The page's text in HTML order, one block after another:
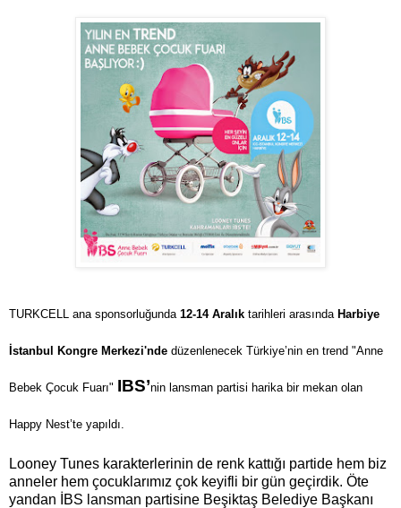
TURKCELL ana sponsorluğunda 12-14 Aralık tarihleri arasında Harbiye
İstanbul Kongre Merkezi'nde düzenlenecek Türkiye’nin en trend "Anne
Bebek Çocuk Fuarı" IBS’nin lansman partisi harika bir mekan olan
Happy Nest’te yapıldı.
Looney Tunes karakterlerinin de renk kattığı partide hem biz
anneler hem çocuklarımız çok keyifli bir gün geçirdik. Öte
yandan İBS lansman partisine Beşiktaş Belediye Başkanı